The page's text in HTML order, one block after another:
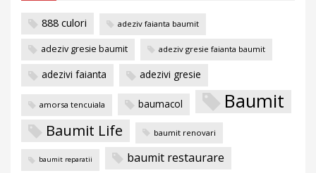
888 culori adeziv faianta baumit
adeziv gresie baumit adeziv gresie faianta baumit
adezivi faianta adezivi gresie
amorsa tencuiala baumacol Baumit
Baumit Life baumit renovari
baumit reparatii baumit restaurare